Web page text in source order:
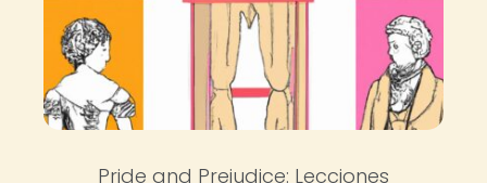
Pride and Prejudice: Lecciones